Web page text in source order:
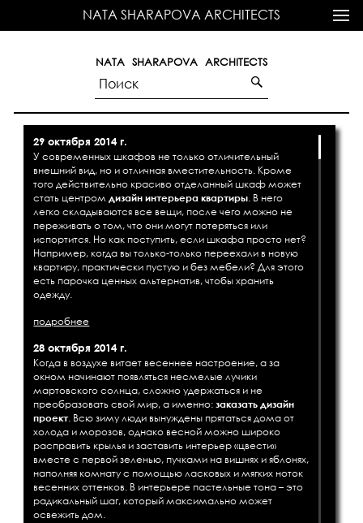
NATA SHARAPOVA ARCHITECTS
NATA SHARAPOVA ARCHITECTS
29 октября 2014 г.
У современных шкафов не только отличительный
внешний вид, но и отличная вместительность. Кроме
того действительно красиво отделанный шкаф может
стать центромдизайн интерьера квартиры. В него
легко складываются все вещи, после чего можно не
переживать о том, что они могут потеряться или
испортится. Но как поступить, если шкафа просто нет?
Например, когда вы только-только переехали в новую
квартиру, практически пустую и без мебели? Для этого
есть парочка ценных альтернатив, чтобы хранить
одежду.
подробнее
28 октября 2014 г.
Когда в воздухе витает весеннее настроение, а за
окном начинают появляться несмелые лучики
мартовского солнца, сложно удержаться и не
преобразовать свой мир, а именно:заказать дизайн
проект. Всю зиму люди вынуждены прятаться дома от
холода и морозов, однако весной можно широко
расправить крылья и заставить интерьер «цвести»
вместе с первой зеленью, пучками на вишнях и яблонях,
наполняя комнату с помощью ласковых и мягких ноток
весенних оттенков. В интерьере пастельные тона – это
радикальный шаг, который максимально может
освежить дом.